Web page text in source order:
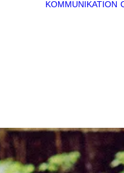
KOMMUNIKATION